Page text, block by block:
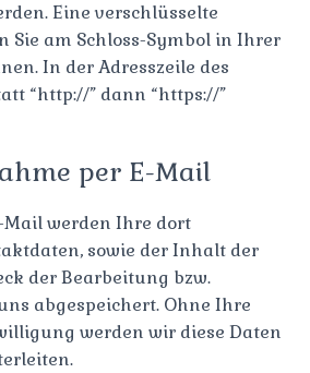
Eine verschlüsselte
Sie am Schloss-Symbol in Ihrer
In der Adresszeile des
“http://” dann “https://”
per E-Mail
Mail werden Ihre dort
sowie der Inhalt der
der Bearbeitung bzw.
abgespeichert. Ohne Ihre
werden wir diese Daten